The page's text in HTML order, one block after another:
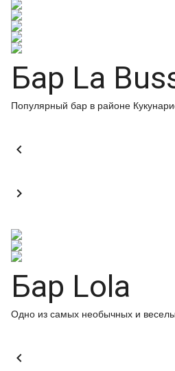
Бар La
Популярный бар в районе


Бар Lola
Одно из самых необычных и
